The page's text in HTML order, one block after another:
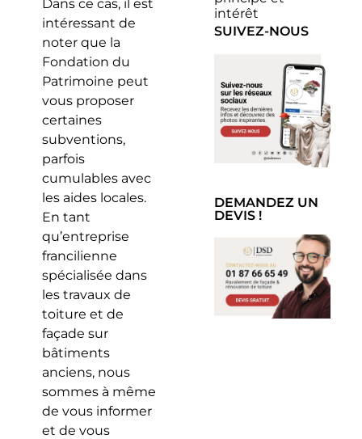
Dans ce cas, il est
intéressant de
noter que la
Fondation du
Patrimoine peut
vous proposer
certaines
subventions,
parfois
cumulables avec
les aides locales.
En tant
qu’entreprise
francilienne
spécialisée dans
les travaux de
toiture et de
façade sur
bâtiments
anciens, nous
sommes à même
de vous informer
et de vous
intérêt
SUIVEZ-NOUS
DEMANDEZ UN
DEVIS !